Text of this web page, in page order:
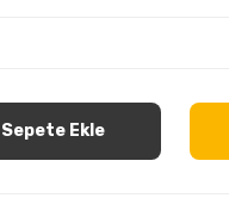
Sepete Ekle